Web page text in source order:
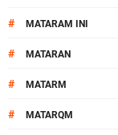
# MATARAM INI
# MATARAN
# MATARM
# MATARQM